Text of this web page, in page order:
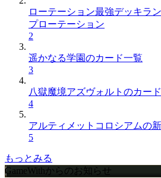
ローテーション最強デッキラ
プローテーション
2
遥かなる学園のカード一覧
3
八獄魔境アズヴォルトのカー
4
アルティメットコロシアムの
5
もっとみる
GameWithからのお知らせ